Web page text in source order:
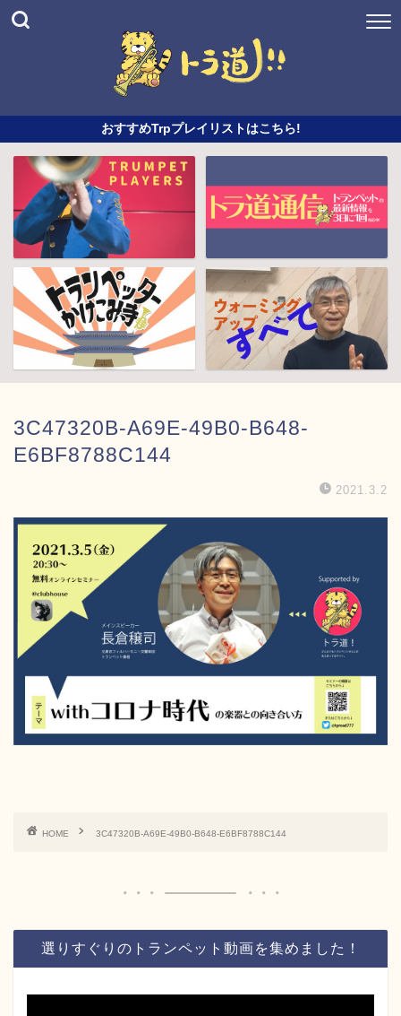
おすすめTrpプレイリストはこちら!
3C47320B-A69E-49B0-B648-
E6BF8788C144
2021.3.2
HOME 3C47320B-A69E-49B0-B648-E6BF8788C144
選りすぐりのトランペット動画を集めました！